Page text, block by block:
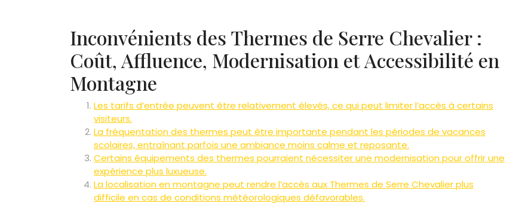
Inconvénients des Thermes de Serre Chevalier :
Coût, Affluence, Modernisation et Accessibilité en
Montagne
Les tarifs d’entrée peuvent être relativement élevés, ce qui peut limiter l’accès à certains
visiteurs.
La fréquentation des thermes peut être importante pendant les périodes de vacances
scolaires, entraînant parfois une ambiance moins calme et reposante.
Certains équipements des thermes pourraient nécessiter une modernisation pour offrir une
expérience plus luxueuse.
La localisation en montagne peut rendre l’accès aux Thermes de Serre Chevalier plus
difficile en cas de conditions météorologiques défavorables.